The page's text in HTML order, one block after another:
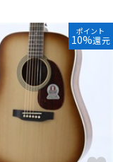
ポイント
10%還元